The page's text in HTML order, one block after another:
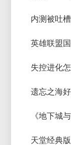
天堂经典